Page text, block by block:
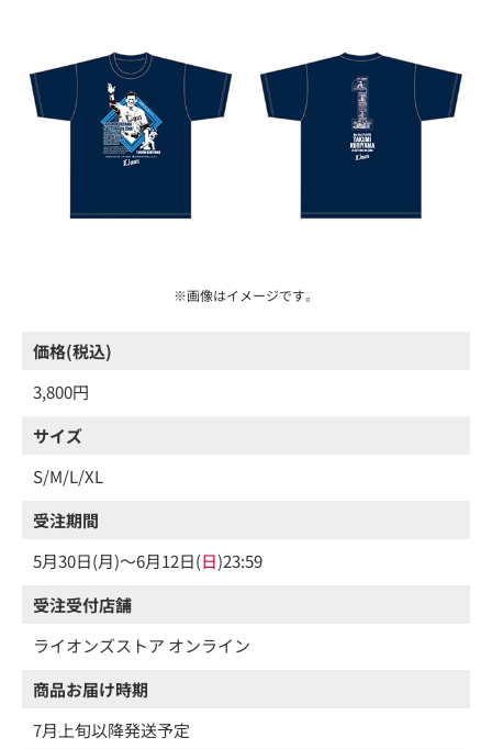
※画像はイメージです。
価格(税込)
3,800円
サイズ
S/M/L/XL
受注期間
5月30日(月)～6月12日(日)23:59
受注受付店舗
ライオンズストア オンライン
商品お届け時期
7月上旬以降発送予定